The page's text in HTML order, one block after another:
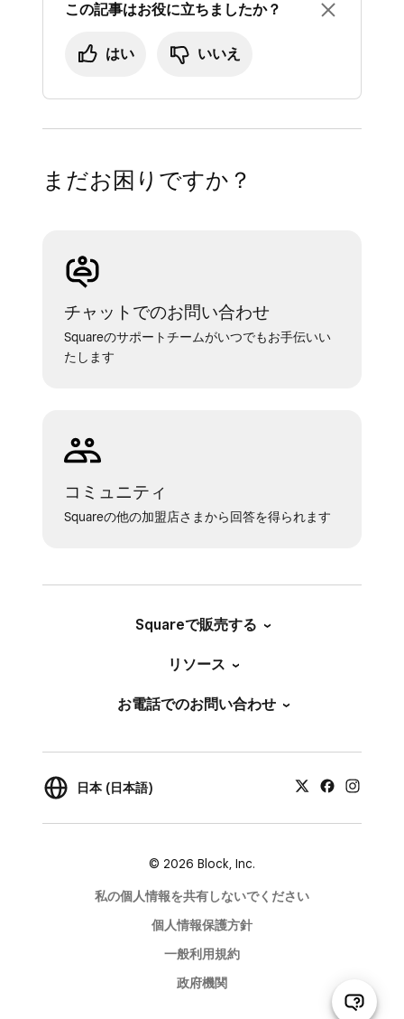
この記事はお役に立ちましたか？
はい いいえ
まだお困りですか？
チャットでのお問い合わせ
Squareのサポートチームがいつでもお手伝いい
たします
コミュニティ
Squareの他の加盟店さまから回答を得られます
Squareで販売する
リソース
お電話でのお問い合わせ
日本 (日本語)
© 2026 Block, Inc.
私の個人情報を共有しないでください
個人情報保護方針
一般利用規約
政府機関